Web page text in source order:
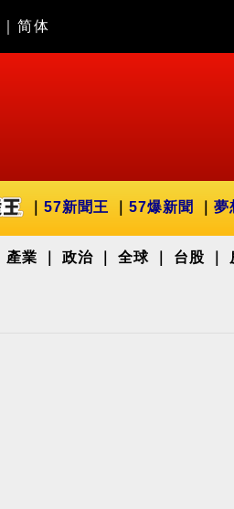
简体
57新聞王 57爆新聞 夢
產業 政治 全球 台股